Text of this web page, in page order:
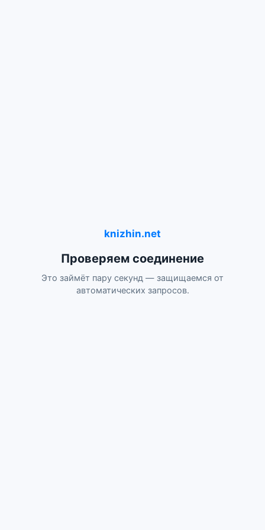
knizhin.net
Проверяем соединение
Это займёт пару секунд — защищаемся от
автоматических запросов.